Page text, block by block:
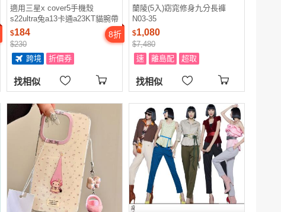
適用三星x cover5手機殼
s22ultra兔a13卡通a23KT貓腕帶
samsung
$184
$230
8折
跨境 折價券
找相似
蘭陵(5入)窈窕修身九分長褲
N03-35
$1,080
$7,480
速
離島配 超取
找相似